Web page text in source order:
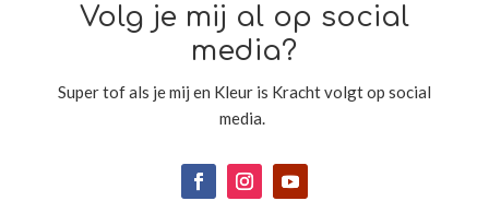
Volg je mij al op social
media?
Super tof als je mij en Kleur is Kracht volgt op social
media.